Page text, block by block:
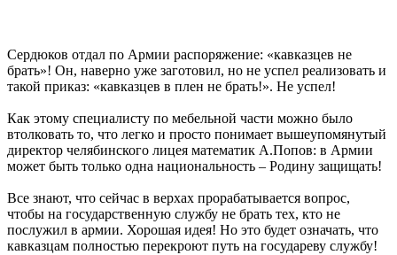
Сердюков отдал по Армии распоряжение: «кавказцев не
брать»! Он, наверно уже заготовил, но не успел реализовать и
такой приказ: «кавказцев в плен не брать!». Не успел!
Как этому специалисту по мебельной части можно было
втолковать то, что легко и просто понимает вышеупомянутый
директор челябинского лицея математик А.Попов: в Армии
может быть только одна национальность – Родину защищать!
Все знают, что сейчас в верхах прорабатывается вопрос,
чтобы на государственную службу не брать тех, кто не
послужил в армии. Хорошая идея! Но это будет означать, что
кавказцам полностью перекроют путь на государеву службу!